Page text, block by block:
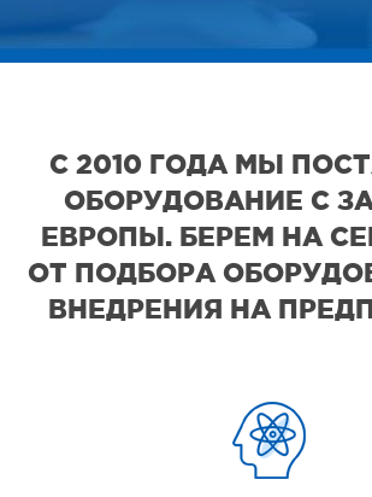
С 2010 ГОДА МЫ
ОБОРУДОВАНИЕ С
ЕВРОПЫ. БЕРЕМ НА
ОТ ПОДБОРА
ВНЕДРЕНИЯ НА